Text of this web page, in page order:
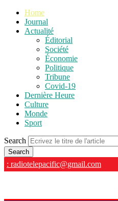
Home
Journal
Actualité
Éditorial
Société
Économie
Politique
Tribune
Covid-19
Dernière Heure
Culture
Monde
Sport
Search
: radiotelepacific@gmail.com